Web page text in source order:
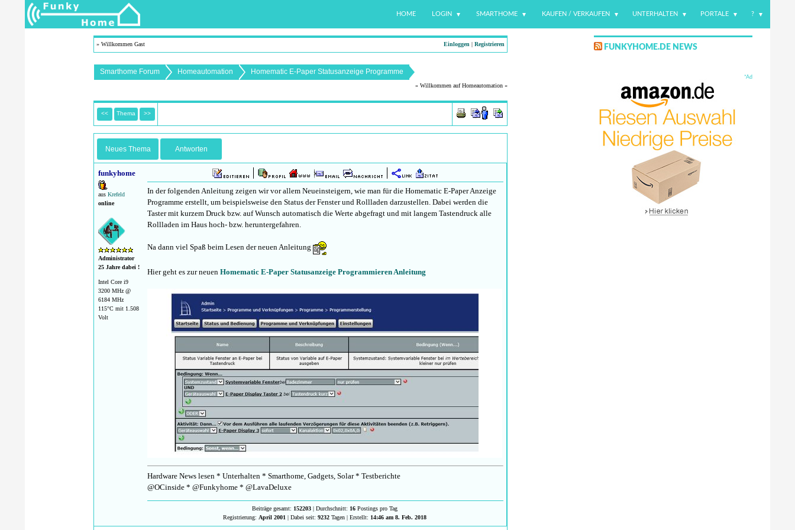
HOME LOGIN SMARTHOME KAUFEN / VERKAUFEN UNTERHALTEN PORTALE ?
» Willkommen Gast Einloggen |Registrieren
Smarthome Forum Homeautomation Homematic E-Paper Statusanzeige Programme
» Willkommen auf Homeautomation «
<< Thema >>
Neues Thema Antworten
funkyhome
ausKrefeld
online
Administrator
25 Jahre dabei !
Intel Core i9
3200 MHz @
6184 MHz
115°C mit 1.508
Volt
In der folgenden Anleitung zeigen wir vor allem Neueinsteigern, wie man für die Homematic E-Paper Anzeige
Programme erstellt, um beispielsweise den Status der Fenster und Rollladen darzustellen. Dabei werden die
Taster mit kurzem Druck bzw. auf Wunsch automatisch die Werte abgefragt und mit langem Tastendruck alle
Rollladen im Haus hoch- bzw. heruntergefahren.
Na dann viel Spaß beim Lesen der neuen Anleitung
Hier geht es zur neuenHomematic E-Paper Statusanzeige Programmieren Anleitung
Hardware News lesen * Unterhalten * Smarthome, Gadgets, Solar * Testberichte
@OCinside * @Funkyhome * @LavaDeluxe
Beiträge gesamt: 152203 | Durchschnitt: 16 Postings pro Tag
Registrierung: April 2001 | Dabei seit:9232 Tagen | Erstellt: 14:46 am 8. Feb. 2018
FUNKYHOME.DE NEWS
*Ad